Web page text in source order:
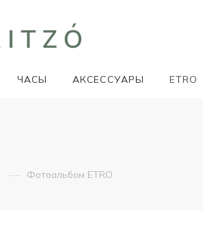
ЧАСЫ АКСЕССУАРЫ ETRO
— Фотоальбом ETRO